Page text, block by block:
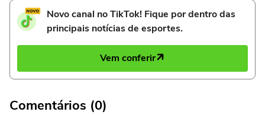
Novo canal no TikTok! Fique por dentro das
principais notícias de esportes.
Vem conferir
Comentários (0)